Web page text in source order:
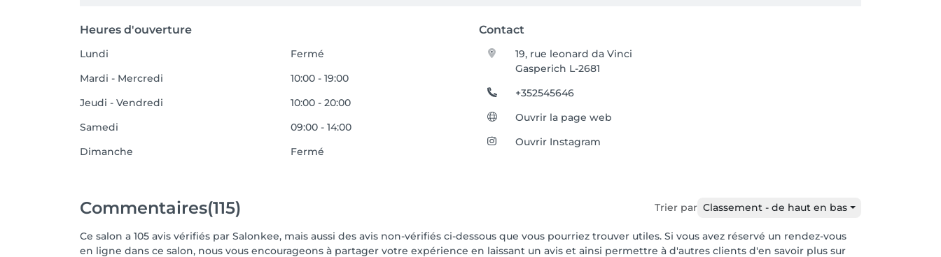
Heures d'ouverture Contact
Lundi
Fermé
Mardi - Mercredi
10:00 - 19:00
Jeudi - Vendredi
10:00 - 20:00
Samedi
09:00 - 14:00
Dimanche
Fermé
19, rue leonard da Vinci
Gasperich L-2681
+352545646
Ouvrir la page web
Ouvrir Instagram
Commentaires(115) Trier par Classement - de haut en bas
Ce salon a 105 avis vérifiés par Salonkee, mais aussi des avis non-vérifiés ci-dessous que vous pourriez trouver utiles. Si vous avez réservé un rendez-vous
en ligne dans ce salon, nous vous encourageons à partager votre expérience en laissant un avis et ainsi permettre à d'autres clients d'en savoir plus sur